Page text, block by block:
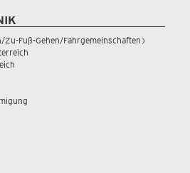
Fuß-Gehen/Fahrgemeinschaften)